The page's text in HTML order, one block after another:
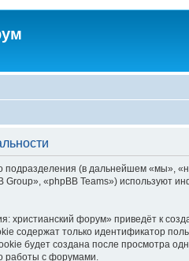
(в дальнейшем «мы»,
«phpBB Teams») используют
форум» приведёт к
содержат только идентификатор
будет создана после просмотра
работы с форумами.